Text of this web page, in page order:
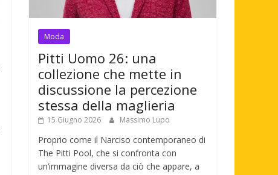
Moda
Pitti Uomo 26: una
collezione che mette in
discussione la percezione
stessa della maglieria
15 Giugno 2026 Massimo Lupo
Proprio come il Narciso contemporaneo di
The Pitti Pool, che si confronta con
un’immagine diversa da ciò che appare, a